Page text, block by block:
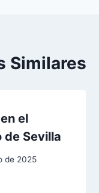
Similares
el
Sevilla
de 2025